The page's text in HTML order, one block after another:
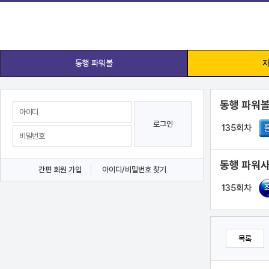
동행 파워볼
로그인
간편 회원 가입 아이디/비밀번호 찾기
동행 파워
135회차
동행 파워
135회차
목록